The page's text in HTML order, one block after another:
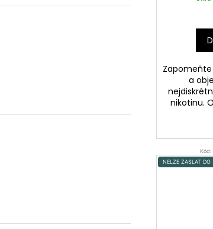
a
nikotinu.
Kód:
NELZE ZASLAT DO